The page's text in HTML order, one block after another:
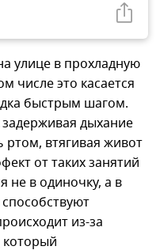
улице в прохладную
числе это касается
быстрым шагом.
дыхание
ртом, втягивая живот
от таких занятий
не в одиночку, а в
из-за